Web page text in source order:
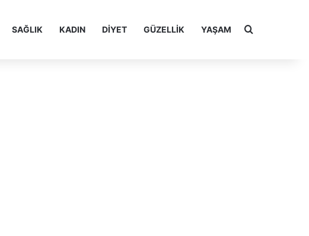
SAĞLIK KADIN DIYET GÜZELLIK YAŞAM Arama yap